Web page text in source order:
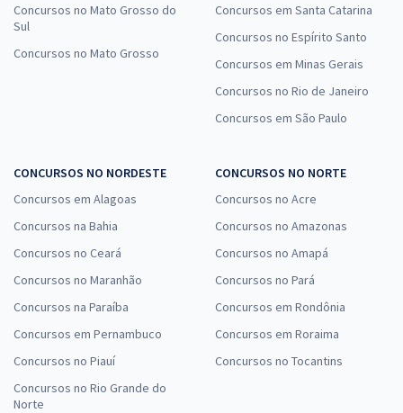
Concursos no Mato Grosso do
Sul
Concursos no Mato Grosso
Concursos em Santa Catarina
Concursos no Espírito Santo
Concursos em Minas Gerais
Concursos no Rio de Janeiro
Concursos em São Paulo
CONCURSOS NO NORDESTE
Concursos em Alagoas
Concursos na Bahia
Concursos no Ceará
Concursos no Maranhão
Concursos na Paraíba
Concursos em Pernambuco
Concursos no Piauí
Concursos no Rio Grande do
Norte
CONCURSOS NO NORTE
Concursos no Acre
Concursos no Amazonas
Concursos no Amapá
Concursos no Pará
Concursos em Rondônia
Concursos em Roraima
Concursos no Tocantins